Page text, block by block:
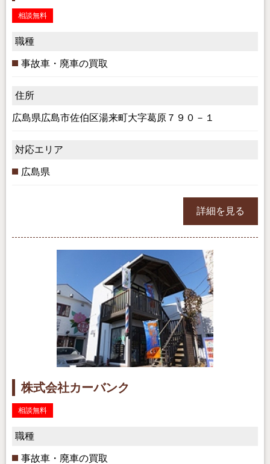
相談無料
職種
事故車・廃車の買取
住所
広島県広島市佐伯区湯来町大字葛原７９０－１
対応エリア
広島県
詳細を見る
株式会社カーバンク
相談無料
職種
事故車・廃車の買取